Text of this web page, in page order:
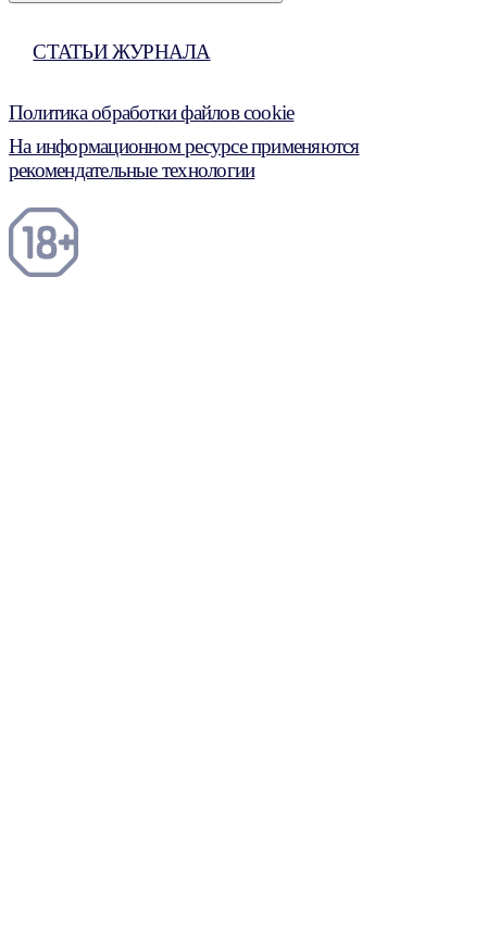
СТАТЬИ ЖУРНАЛА
Политика обработки файлов cookie
На информационном ресурсе применяются
рекомендательные технологии